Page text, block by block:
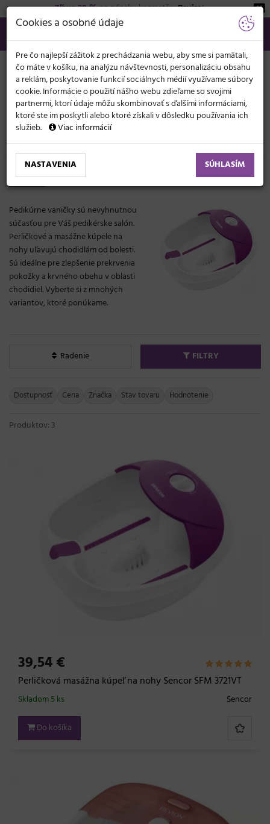
Zľava 20 %na pánsku kozmetikuBeviro!
02/21 201 099
info@svetkadernictva.sk
Po−pia: 8−17
Všetko o nákupe €
KATEGÓRIE
MENU
Pedikúra, manikúra Pedikúrne vaničky
Pedikúrne vaničky
Pedikúrne vaničky sú nevyhnutnou
súčasťou pre Váš pedikérske salón.
Perličkové a masážne kúpele na
nohy uľavujú chodidlám od bolesti.
Sú ideálne pre zlepšenie prekrvenia
pokožky a krvného obehu v oblasti
chodidiel. Vyberte si z mnohých
variantov, ktoré ponúkame.
Radenie FILTRY
Dostupnosť Cena Značka Stav tovaru Hodnotenie
Produktov: 3
39,54 €
Perličková masážna kúpeľ na nohy Sencor SFM 3721VT
Sencor
Skladom 5 ks
Do košíka
Cookies a osobné údaje
Pre čo najlepší zážitok z prechádzania webu, aby sme si pamätali,
čo máte v košíku, na analýzu návštevnosti, personalizáciu obsahu
a reklám, poskytovanie funkcií sociálnych médií využívame súbory
cookie. Informácie o použití nášho webu zdieľame so svojimi
partnermi, ktorí údaje môžu skombinovať s ďalšími informáciami,
ktoré ste im poskytli alebo ktoré získali v dôsledku používania ich
služieb.
Viac informácií
NASTAVENIA SÚHLASÍM